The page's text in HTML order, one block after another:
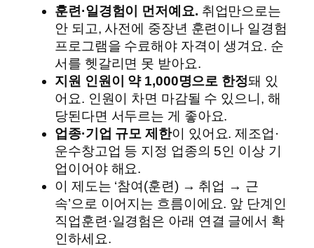
훈련·일경험이 먼저예요. 취업만으로는
안 되고, 사전에 중장년 훈련이나 일경험
프로그램을 수료해야 자격이 생겨요. 순
서를 헷갈리면 못 받아요.
지원 인원이 약 1,000명으로 한정돼 있
어요. 인원이 차면 마감될 수 있으니, 해
당된다면 서두르는 게 좋아요.
업종·기업 규모 제한이 있어요. 제조업·
운수창고업 등 지정 업종의 5인 이상 기
업이어야 해요.
이 제도는 ‘참여(훈련) → 취업 → 근
속’으로 이어지는 흐름이에요. 앞 단계인
직업훈련·일경험은 아래 연결 글에서 확
인하세요.